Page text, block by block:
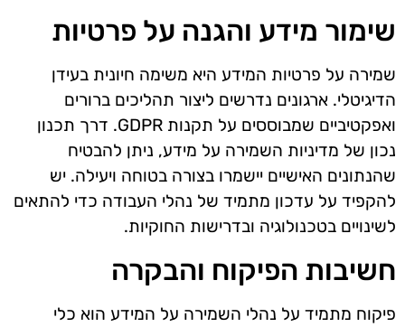
שימור מידע והגנה על פרטיות
שמירה על פרטיות המידע היא משימה חיונית בעידן
הדיגיטלי. ארגונים נדרשים ליצור תהליכים ברורים
ואפקטיביים שמבוססים על תקנות GDPR. דרך תכנון
נכון של מדיניות השמירה על מידע, ניתן להבטיח
שהנתונים האישיים יישמרו בצורה בטוחה ויעילה. יש
להקפיד על עדכון מתמיד של נהלי העבודה כדי להתאים
לשינויים בטכנולוגיה ובדרישות החוקיות.
חשיבות הפיקוח והבקרה
פיקוח מתמיד על נהלי השמירה על המידע הוא כלי